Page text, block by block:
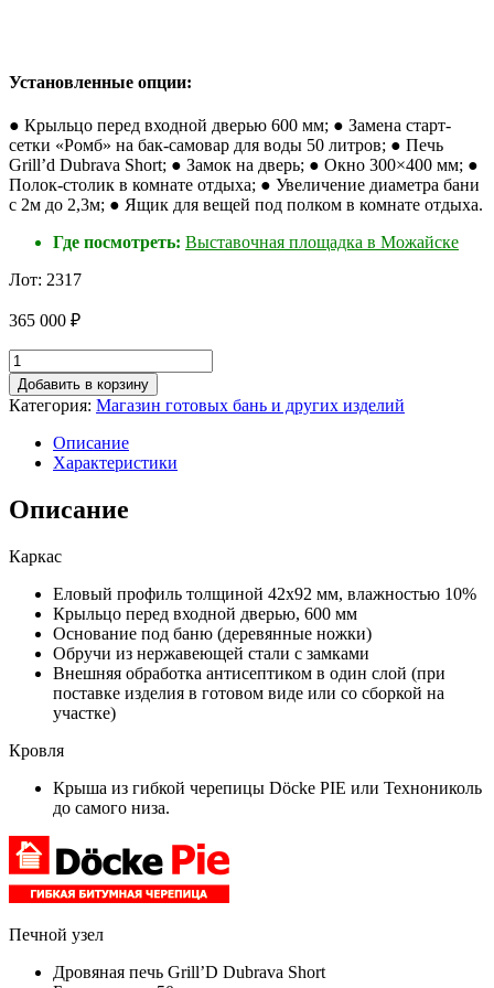
Установленные опции:
● Крыльцо перед входной дверью 600 мм; ● Замена старт-
сетки «Ромб» на бак-самовар для воды 50 литров; ● Печь
Grill’d Dubrava Short; ● Замок на дверь; ● Окно 300×400 мм; ●
Полок-столик в комнате отдыха; ● Увеличение диаметра бани
с 2м до 2,3м; ● Ящик для вещей под полком в комнате отдыха.
Где посмотреть: Выставочная площадка в Можайске
Лот: 2317
365 000 ₽
Количество
товара
Баня-
бочка
"Супер-
Люкс"
Добавить в корзину
Категория: Магазин готовых бань и других изделий
Описание
Характеристики
Описание
Каркас
Еловый профиль толщиной 42х92 мм, влажностью 10%
Крыльцо перед входной дверью, 600 мм
Основание под баню (деревянные ножки)
Обручи из нержавеющей стали с замками
Внешняя обработка антисептиком в один слой (при
поставке изделия в готовом виде или со сборкой на
участке)
Кровля
Крыша из гибкой черепицы Döcke PIE или Технониколь
до самого низа.
Печной узел
Дровяная печь Grill’D Dubrava Short